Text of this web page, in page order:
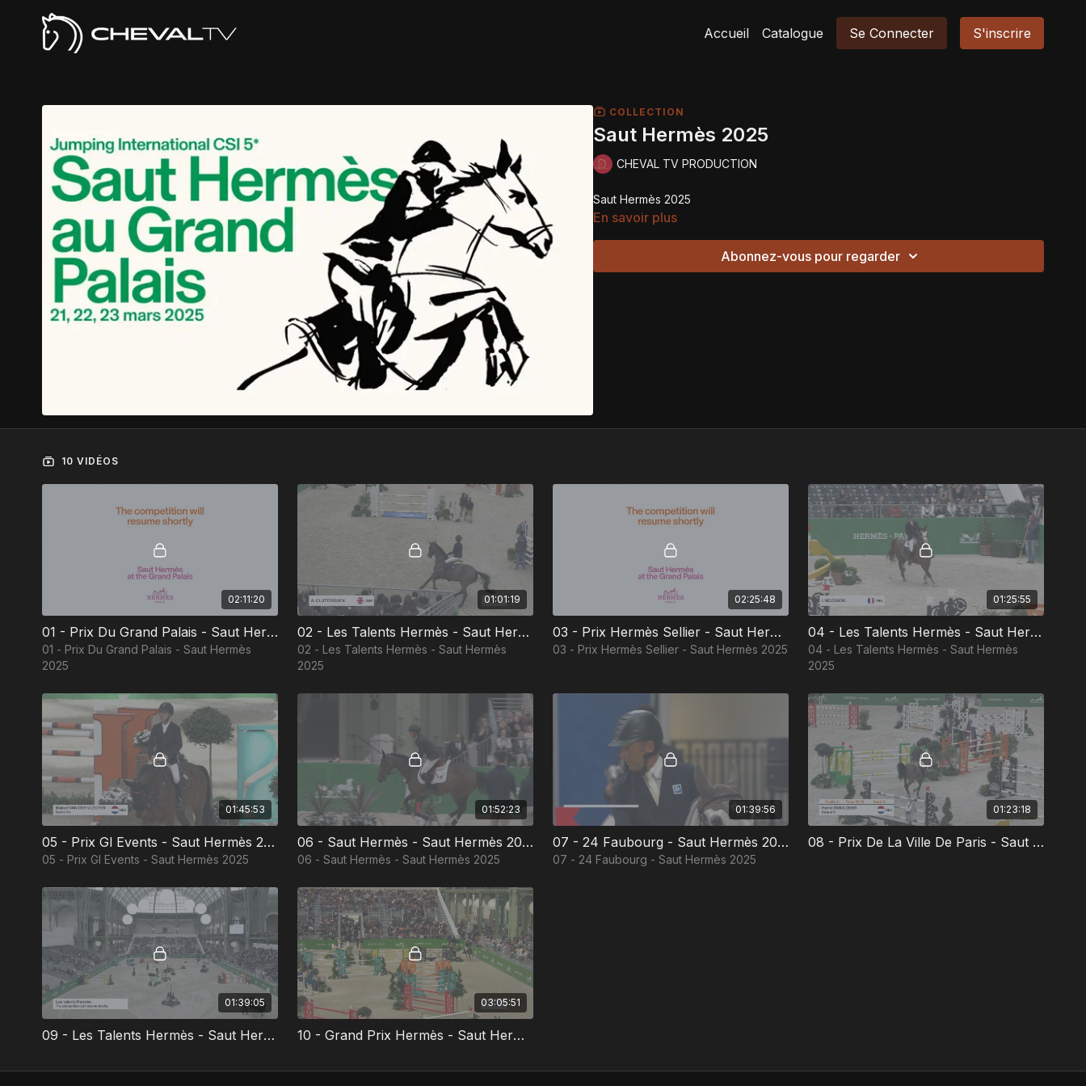
Accueil Catalogue Se Connecter S'inscrire
COLLECTION
Saut Hermès 2025
CHEVAL TV PRODUCTION
Saut Hermès 2025
En savoir plus
Abonnez-vous pour regarder
10 VIDÉOS
02:11:20
01 - Prix Du Grand Palais - Saut Hermès 2025
01 - Prix Du Grand Palais - Saut Hermès
2025
01:01:19
02 - Les Talents Hermès - Saut Hermès 2025
02 - Les Talents Hermès - Saut Hermès
2025
02:25:48
03 - Prix Hermès Sellier - Saut Hermès 2025
03 - Prix Hermès Sellier - Saut Hermès 2025
01:25:55
04 - Les Talents Hermès - Saut Hermès 2025
04 - Les Talents Hermès - Saut Hermès
2025
01:45:53
05 - Prix Gl Events - Saut Hermès 2025
05 - Prix Gl Events - Saut Hermès 2025
01:52:23
06 - Saut Hermès - Saut Hermès 2025
06 - Saut Hermès - Saut Hermès 2025
01:39:56
07 - 24 Faubourg - Saut Hermès 2025
07 - 24 Faubourg - Saut Hermès 2025
01:23:18
08 - Prix De La Ville De Paris - Saut Hermès 2025
01:39:05
09 - Les Talents Hermès - Saut Hermès 2025
03:05:51
10 - Grand Prix Hermès - Saut Hermès 2025